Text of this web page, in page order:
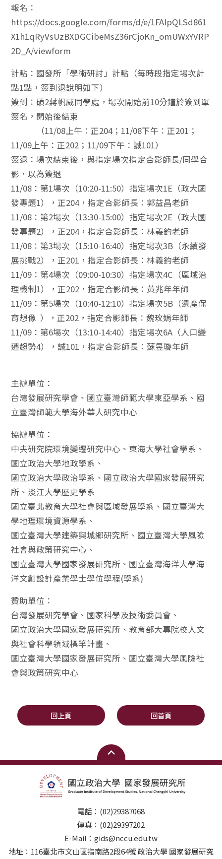
報名：
https://docs.google.com/forms/d/e/1FAIpQLSd861
X1h1qRyVsUzBXDGCibeMsZ36rCjoKn_omUWxYVRP
2D_A/viewform
計點：國發所「學術研討」計點（每時段指定場次計
點1點，簽到退說明如下）
簽到：碩2蔣帆威同學處，場次開始前10分鐘於簽到單
簽名，開始後結束
（11/08上午：正204；11/08下午：正201；
11/09上午：正202；11/09下午：誠101）
簽退：場次結束後，與指定場次指定合影師長/同學合
影，以為簽退
11/08：第1場次（10:20-11:50）指定場次1E（政大國
發專題1），正204，指定合影師長：郭益昌老師
11/08：第2場次（13:30-15:00）指定場次2E（政大國
發專題2），正204，指定合影師長：林義鈞老師
11/08：第3場次（15:10-16:40）指定場次3B（永續發
展挑戰2），正201，指定合影師長：林義鈞老師
11/09：第4場次（09:00-10:30）指定場次4C（區域治
理機制1），正202，指定合影師長：黃兆年年師
11/09：第5場次（10:40-12:10）指定場次5B（遺產保
育想像 ），正202，指定合影師長：魏玫娟年師
11/09：第6場次（13:10-14:40）指定場次6A（人口變
遷趨勢4），誠101，指定合影師長：蘇昱璇年師
主辦單位：
台灣發展研究學會、國立臺灣師範大學東亞學系、國
立臺灣師範大學海外華人研究中心
協辦單位：
中央研究院環境變遷研究中心、東海大學社會學系、
國立政治大學地政學系、
國立政治大學政治學系、國立政治大學國家發展研究
所、淡江大學歷史學系
國立臺北教育大學社會與區域發展學系、國立臺灣大
學地理環境資源學系、
國立臺灣大學建築與城鄉研究所、國立臺灣大學風險
社會與政策研究中心、
國立臺灣大學國家發展研究所、國立臺灣海洋大學海
洋文創設計產業學士學位學程(學系)
贊助單位：
台灣發展研究學會、國家科學及技術委員會、
國立政治大學國家發展研究所、教育部大專院校人文
與社會科學領域標竿計畫、
國立臺灣大學國家發展研究所、國立臺灣大學風險社
會與政策研究中心
回上頁 回首頁
電話：(02)29387068
傳真：(02)29397202
E-Mail：gids@nccu.edu.tw
地址：116臺北市文山區指南路2段64號 政治大學 國家發展研究